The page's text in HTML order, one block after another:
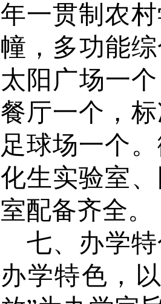
年一贯制农
幢，多功能
太阳广场一
餐厅一个，
足球场一个
化生实验室
室配备齐全。
七、办学
办学特色，